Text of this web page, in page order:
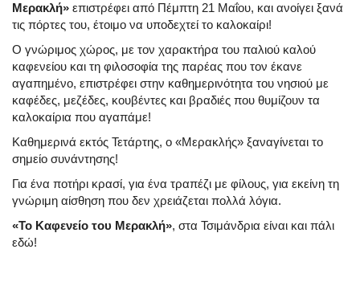
Μερακλή» επιστρέφει από Πέμπτη 21 Μαΐου, και ανοίγει ξανά
τις πόρτες του, έτοιμο να υποδεχτεί το καλοκαίρι!
Ο γνώριμος χώρος, με τον χαρακτήρα του παλιού καλού
καφενείου και τη φιλοσοφία της παρέας που τον έκανε
αγαπημένο, επιστρέφει στην καθημερινότητα του νησιού με
καφέδες, μεζέδες, κουβέντες και βραδιές που θυμίζουν τα
καλοκαίρια που αγαπάμε!
Καθημερινά εκτός Τετάρτης, ο «Μερακλής» ξαναγίνεται το
σημείο συνάντησης!
Για ένα ποτήρι κρασί, για ένα τραπέζι με φίλους, για εκείνη τη
γνώριμη αίσθηση που δεν χρειάζεται πολλά λόγια.
«Το Καφενείο του Μερακλή», στα Τσιμάνδρια είναι και πάλι
εδώ!